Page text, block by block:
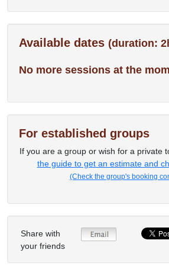
Available dates (duration:
No more sessions at the
For established groups
If you are a group or wish for a private
the guide to get an estimate and
(Check the group's booking
Share with
your friends